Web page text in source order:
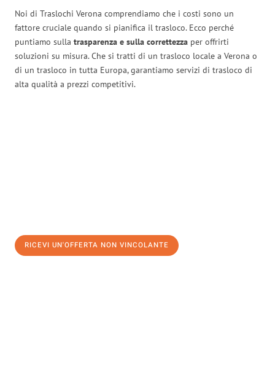
Noi di Traslochi Verona comprendiamo che i costi sono un
fattore cruciale quando si pianifica il trasloco. Ecco perché
puntiamo sulla trasparenza e sulla correttezza per offrirti
soluzioni su misura. Che si tratti di un trasloco locale a Verona o
di un trasloco in tutta Europa, garantiamo servizi di trasloco di
alta qualità a prezzi competitivi.
RICEVI UN'OFFERTA NON VINCOLANTE